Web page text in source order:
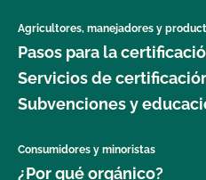
Agricultores, manejadores y
Pasos para la
Servicios de
Subvenciones y
Consumidores y minoristas
¿Por qué orgánico?